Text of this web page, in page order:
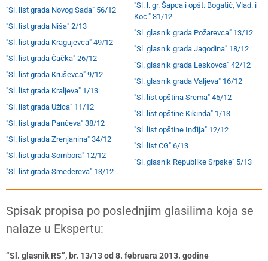
"Sl. list grada Novog Sada" 56/12
"Sl. list grada Niša" 2/13
"Sl. list grada Kragujevca" 49/12
"Sl. list grada Čačka" 26/12
"Sl. list grada Kruševca" 9/12
"Sl. list grada Kraljeva" 1/13
"Sl. list grada Užica" 11/12
"Sl. list grada Pančeva" 38/12
"Sl. list grada Zrenjanina" 34/12
"Sl. list grada Sombora" 12/12
"Sl. list grada Smedereva" 13/12
"Sl. l. gr. Šapca i opšt. Bogatić, Vlad. i
Koc." 31/12
"Sl. glasnik grada Požarevca" 13/12
"Sl. glasnik grada Jagodina" 18/12
"Sl. glasnik grada Leskovca" 42/12
"Sl. glasnik grada Valjeva" 16/12
"Sl. list opština Srema" 45/12
"Sl. list opštine Kikinda" 1/13
"Sl. list opštine Inđija" 12/12
"Sl. list CG" 6/13
"Sl. glasnik Republike Srpske" 5/13
Spisak propisa po poslednjim glasilima koja se
nalaze u Ekspertu:
“Sl. glasnik RS”, br. 13/13 od 8. februara 2013. godine